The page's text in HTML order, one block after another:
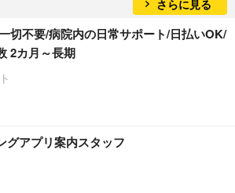
さらに見る
切不要/病院内の日常サポート/日払いOK/
2カ月～長期
グアプリ案内スタッフ